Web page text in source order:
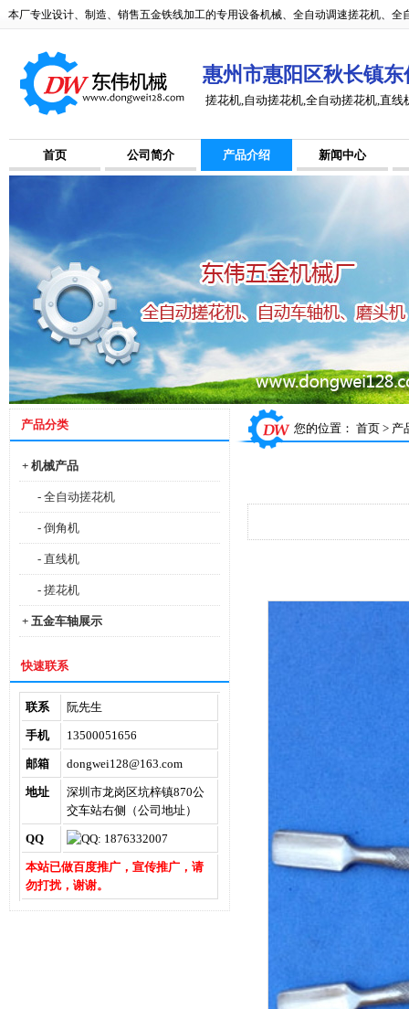
本厂专业设计、制造、销售五金铁线加工的专用设备机械、全自动调速搓花机、
惠州市惠阳区秋长镇
搓花机,自动搓花机,全自动搓花机,直线
首页 公司简介 产品介绍 新闻中心
您的位置： 首页 > 产
产品分类
+ 机械产品
- 全自动搓花机
- 倒角机
- 直线机
- 搓花机
+ 五金车轴展示
快速联系
联系 阮先生
手机 13500051656
邮箱 dongwei128@163.com
地址
深圳市龙岗区坑梓镇870公
交车站右侧（公司地址）
QQ
本站已做百度推广，宣传推广，请
勿打扰，谢谢。